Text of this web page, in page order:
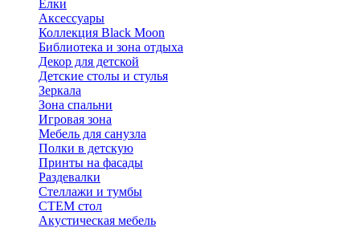
Елки
Аксессуары
Коллекция Black Moon
Библиотека и зона отдыха
Декор для детской
Детские столы и стулья
Зеркала
Зона спальни
Игровая зона
Мебель для санузла
Полки в детскую
Принты на фасады
Раздевалки
Стеллажи и тумбы
СТЕМ стол
Акустическая мебель